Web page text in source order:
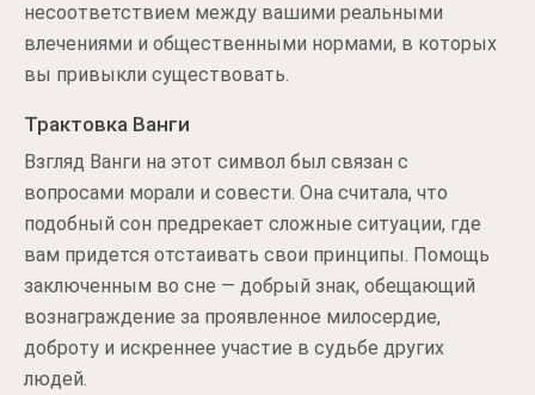
несоответствием между вашими реальными
влечениями и общественными нормами, в которых
вы привыкли существовать.
Трактовка Ванги
Взгляд Ванги на этот символ был связан с
вопросами морали и совести. Она считала, что
подобный сон предрекает сложные ситуации, где
вам придется отстаивать свои принципы. Помощь
заключенным во сне — добрый знак, обещающий
вознаграждение за проявленное милосердие,
доброту и искреннее участие в судьбе других
людей.